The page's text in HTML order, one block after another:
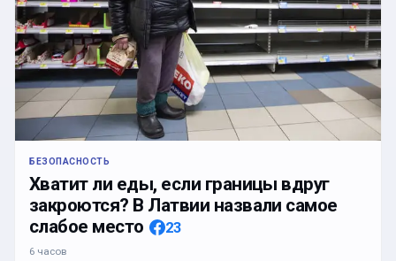
БЕЗОПАСНОСТЬ
Хватит ли еды, если границы вдруг
закроются? В Латвии назвали самое
слабое место
23
6 часов